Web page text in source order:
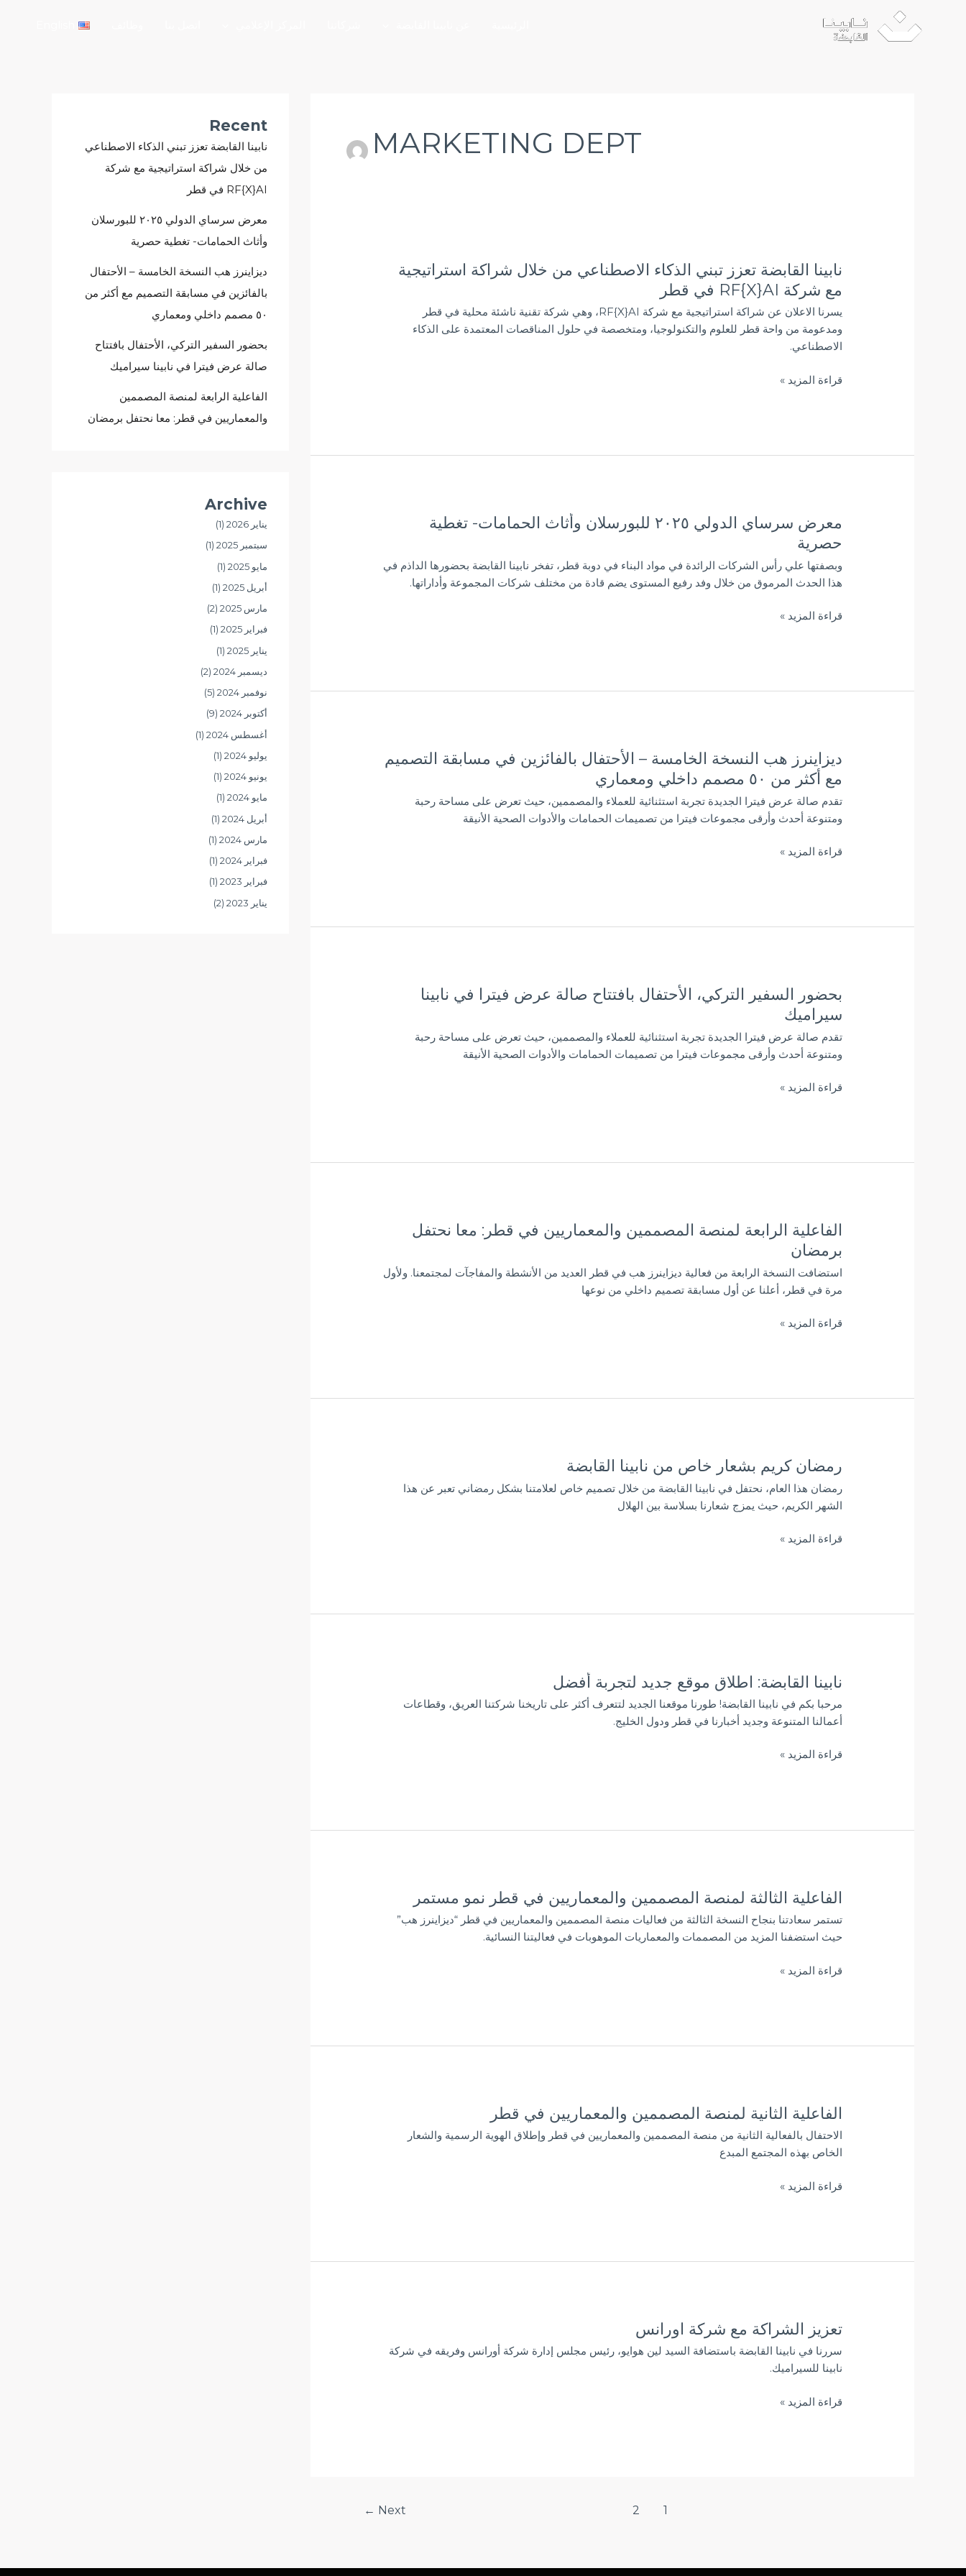
MARKETING DEPT
نابينا القابضة تعزز تبني الذكاء الاصطناعي من خلال شراكة استراتيجية
مع شركة RF{X}AI في قطر
يسرنا الاعلان عن شراكة استراتيجية مع شركة RF{X}AI، وهي شركة تقنية ناشئة محلية في قطر
ومدعومة من واحة قطر للعلوم والتكنولوجيا، ومتخصصة في حلول المناقصات المعتمدة على الذكاء
الاصطناعي.
نابينا
القابضة
تعزز
تبني
الذكاء
الاصطناعي
خلال
شركة
قراءة المزيد »
معرض سرساي الدولي ٢٠٢٥ للبورسلان وأثاث الحمامات- تغطية
حصرية
وبصفتها علي رأس الشركات الرائدة في مواد البناء في دوبة قطر، تفخر نابينا القابضة بحضورها الداذم في
هذا الحدث المرموق من خلال وفد رفيع المستوى يضم قادة من مختلف شركات المجموعة وأداراتها.
معرض
الدولي
٢٠٢٥
للبورسلان
الحمامات-
قراءة المزيد »
ديزاينرز هب النسخة الخامسة – الأحتفال بالفائزين في مسابقة التصميم
مع أكثر من ٥٠ مصمم داخلي ومعماري
تقدم صالة عرض فيترا الجديدة تجربة استثنائية للعملاء والمصممين، حيث تعرض على مساحة رحبة
ومتنوعة أحدث وأرقى مجموعات فيترا من تصميمات الحمامات والأدوات الصحية الأنيقة
ديزاينرز
النسخة
الخامسة
–
بالفائزين
مع
مصمم
داخلي
ومعماري
قراءة المزيد »
بحضور السفير التركي، الأحتفال بافتتاح صالة عرض فيترا في نابينا
سيراميك
تقدم صالة عرض فيترا الجديدة تجربة استثنائية للعملاء والمصممين، حيث تعرض على مساحة رحبة
ومتنوعة أحدث وأرقى مجموعات فيترا من تصميمات الحمامات والأدوات الصحية الأنيقة
بحضور
السفير
التركي،
الأحتفال
بافتتاح
عرض
سيراميك
قراءة المزيد »
الفاعلية الرابعة لمنصة المصممين والمعماريين في قطر: معا نحتفل
برمضان
استضافت النسخة الرابعة من فعالية ديزاينرز هب في قطر العديد من الأنشطة والمفاجآت لمجتمعنا. ولأول
مرة في قطر، أعلنا عن أول مسابقة تصميم داخلي من نوعها
الفاعلية
لمنصة
المصممين
والمعماريين
قطر:
قراءة المزيد »
رمضان كريم بشعار خاص من نابينا القابضة
رمضان هذا العام، نحتفل في نابينا القابضة من خلال تصميم خاص لعلامتنا بشكل رمضاني تعبر عن هذا
الشهر الكريم، حيث يمزج شعارنا بسلاسة بين الهلال
رمضان
بشعار
خاص
من
قراءة المزيد »
نابينا القابضة: اطلاق موقع جديد لتجربة أفضل
مرحبا بكم في نابينا القابضة! طورنا موقعنا الجديد لتتعرف أكثر على تاريخنا شركتنا العريق، وقطاعات
أعمالنا المتنوعة وجديد أخبارنا في قطر ودول الخليج.
نابينا
القابضة:
اطلاق
جديد
قراءة المزيد »
الفاعلية الثالثة لمنصة المصممين والمعماريين في قطر نمو مستمر
تستمر سعادتنا بنجاح النسخة الثالثة من فعاليات منصة المصممين والمعماريين في قطر “ديزاينرز هب”
حيث استضفنا المزيد من المصممات والمعماريات الموهوبات في فعاليتنا النسائية.
الفاعلية
لمنصة
والمعماريين
في
قراءة المزيد »
الفاعلية الثانية لمنصة المصممين والمعماريين في قطر
الاحتفال بالفعالية الثانية من منصة المصممين والمعماريين في قطر وإطلاق الهوية الرسمية والشعار
الخاص بهذه المجتمع المبدع
الفاعلية
الثانية
لمنصة
المصممين
والمعماريين
في
قراءة المزيد »
تعزيز الشراكة مع شركة اورانس
سررنا في نابينا القابضة باستضافة السيد لين هوايو، رئيس مجلس إدارة شركة أورانس وفريقه في شركة
نابينا للسيراميك.
تعزيز
الشراكة
مع
اورانس
قراءة المزيد »
pagination
1
2
Next
←
Recent
نابينا القابضة تعزز تبني الذكاء الاصطناعي
من خلال شراكة استراتيجية مع شركة
RF{X}AI في قطر
معرض سرساي الدولي ٢٠٢٥ للبورسلان
وأثاث الحمامات- تغطية حصرية
ديزاينرز هب النسخة الخامسة – الأحتفال
بالفائزين في مسابقة التصميم مع أكثر من
٥٠ مصمم داخلي ومعماري
بحضور السفير التركي، الأحتفال بافتتاح
صالة عرض فيترا في نابينا سيراميك
الفاعلية الرابعة لمنصة المصممين
والمعماريين في قطر: معا نحتفل برمضان
Archive
يناير 2026
(1)
سبتمبر 2025
(1)
مايو 2025
(1)
أبريل 2025
(1)
مارس 2025
(2)
فبراير 2025
(1)
يناير 2025
(1)
ديسمبر 2024
(2)
نوفمبر 2024
(5)
أكتوبر 2024
(9)
أغسطس 2024
(1)
يوليو 2024
(1)
يونيو 2024
(1)
مايو 2024
(1)
أبريل 2024
(1)
مارس 2024
(1)
فبراير 2024
(1)
فبراير 2023
(1)
يناير 2023
(2)